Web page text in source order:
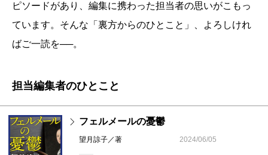
ピソードがあり、編集に携わった担当者の思いがこもっ
ています。そんな「裏方からのひとこと」、よろしけれ
ばご一読を──。
担当編集者のひとこと
フェルメールの憂鬱
望月諒子／著 2024/06/05